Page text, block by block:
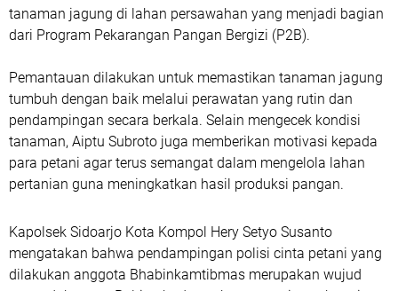
tanaman jagung di lahan persawahan yang menjadi bagian
dari Program Pekarangan Pangan Bergizi (P2B).
Pemantauan dilakukan untuk memastikan tanaman jagung
tumbuh dengan baik melalui perawatan yang rutin dan
pendampingan secara berkala. Selain mengecek kondisi
tanaman, Aiptu Subroto juga memberikan motivasi kepada
para petani agar terus semangat dalam mengelola lahan
pertanian guna meningkatkan hasil produksi pangan.
Kapolsek Sidoarjo Kota Kompol Hery Setyo Susanto
mengatakan bahwa pendampingan polisi cinta petani yang
dilakukan anggota Bhabinkamtibmas merupakan wujud